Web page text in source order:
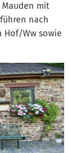
mit
nach
Hof/Ww sowie